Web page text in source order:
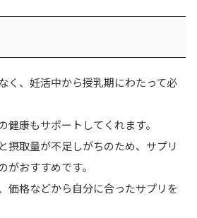
く、妊活中から授乳期にわたって必
健康もサポートしてくれます。
摂取量が不足しがちのため、 サプリ
がおすすめです。
価格などから自分に合ったサプリを